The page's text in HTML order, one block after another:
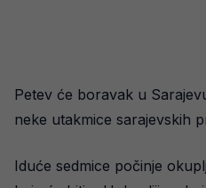
Petev će boravak u
neke utakmice sarajevskih
Iduće sedmice počinje